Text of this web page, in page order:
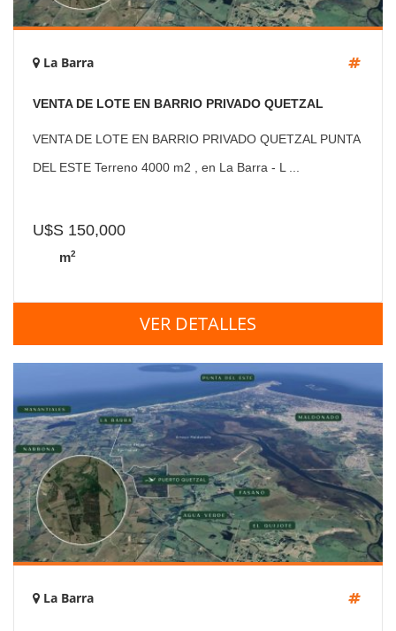
La Barra
VENTA DE LOTE EN BARRIO PRIVADO QUETZAL
PUNTA DEL ESTE
VENTA DE LOTE EN BARRIO PRIVADO QUETZAL PUNTA
DEL ESTE Terreno 4000 m2 , en La Barra - L ...
U$S 150,000
m2
VER DETALLES
La Barra